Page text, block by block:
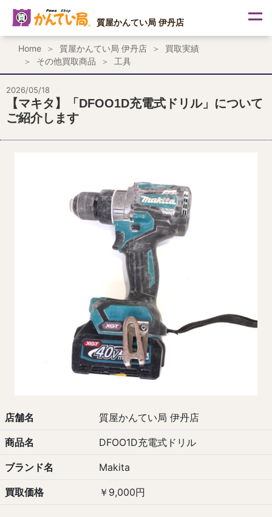
ス
プ
質屋かんてい局 伊丹店
Home 質屋かんてい局 伊丹店
買取実績
その他買取商品
工具
2026/05/18
【マキタ】「DFOO1D充電式ドリル」について
ご紹介します
店舗名 質屋かんてい局 伊丹店
商品名 DFOO1D充電式ドリル
ブランド名 Makita
買取価格 ￥9,000円